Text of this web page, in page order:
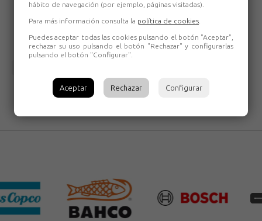
Temperatura óptima de trabajo entre 160 y 210 grados.
Secado rápido
hábito de navegación (por ejemplo, páginas visitadas).
Para más información consulta la política de cookies
Puedes aceptar todas las cookies pulsando el botón "Aceptar",
rechazar su uso pulsando el botón "Rechazar" y configurarlas
pulsando el botón "Configurar".
Aceptar Rechazar Configurar